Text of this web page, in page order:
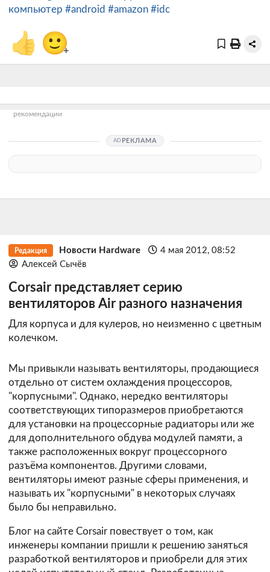
компьютер #android #amazon #idc
👍 🙂
+
рекомендации
РЕКЛАМА
Редакция Новости Hardware
4 мая 2012, 08:52
Алексей Сычёв
Corsair представляет серию
вентиляторов Air разного назначения
Для корпуса и для кулеров, но неизменно с цветным
колечком.
Мы привыкли называть вентиляторы, продающиеся
отдельно от систем охлаждения процессоров,
"корпусными". Однако, нередко вентиляторы
соответствующих типоразмеров приобретаются
для установки на процессорные радиаторы или же
для дополнительного обдува модулей памяти, а
также расположенных вокруг процессорного
разъёма компонентов. Другими словами,
вентиляторы имеют разные сферы применения, и
называть их "корпусными" в некоторых случаях
было бы неправильно.
Блог на сайте Corsair повествует о том, как
инженеры компании пришли к решению заняться
разработкой вентиляторов и приобрели для этих